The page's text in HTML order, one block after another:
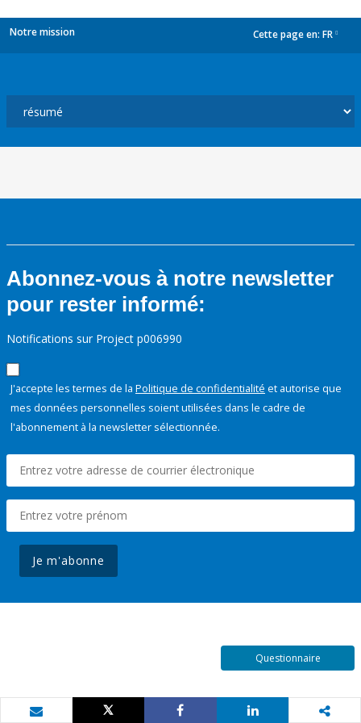
Notre mission Cette page en: FR
Abonnez-vous à notre newsletter
pour rester informé:
Notifications sur Project p006990
J'accepte les termes de la Politique de confidentialité et autorise que
mes données personnelles soient utilisées dans le cadre de
l'abonnement à la newsletter sélectionnée.
Je m'abonne
Questionnaire